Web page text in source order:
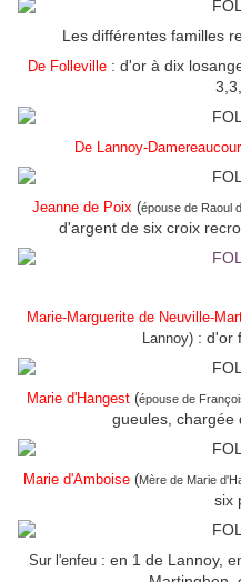
Les différentes familles
De Folleville : d'or à dix
De Lannoy-
Jeanne de Poix (épouse de Raoul
d'argent de six croix
Marie-Marguerite de Neuville-
Lannoy): d'or
Marie d'Hangest(épouse de
gueules, chargée
Marie d'Amboise(Mère de Marie
six
Sur l'enfeu : en 1 de Lannoy,